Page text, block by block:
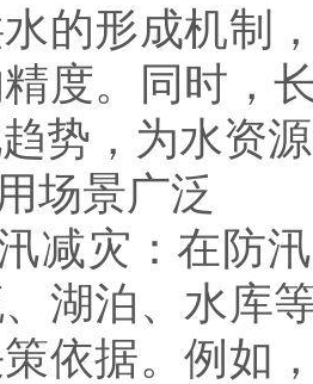
的形成机制
度。同时，
势，为水资
景广泛
灾：在防汛
湖泊、水库
依据。例如